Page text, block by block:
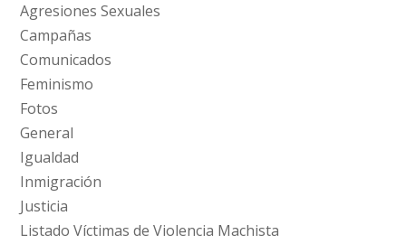
Agresiones Sexuales
Campañas
Comunicados
Feminismo
Fotos
General
Igualdad
Inmigración
Justicia
Listado Víctimas de Violencia Machista